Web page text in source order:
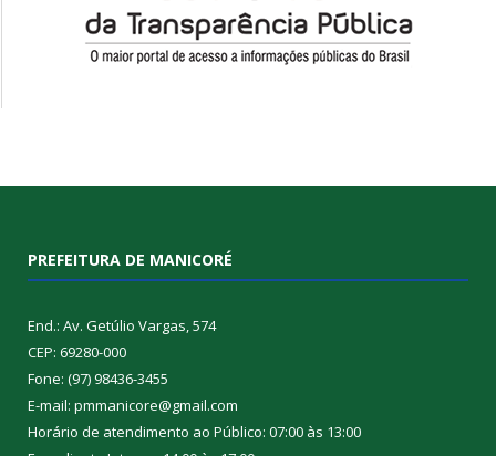
PREFEITURA DE MANICORÉ
End.: Av. Getúlio Vargas, 574
CEP: 69280-000
Fone: (97) 98436-3455
E-mail: pmmanicore@gmail.com
Horário de atendimento ao Público: 07:00 às 13:00